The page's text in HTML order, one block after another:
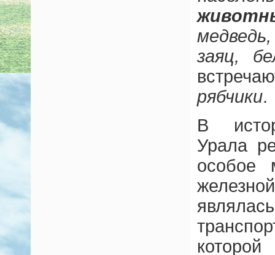
заяц,
рябчики.
В
Урала
особое